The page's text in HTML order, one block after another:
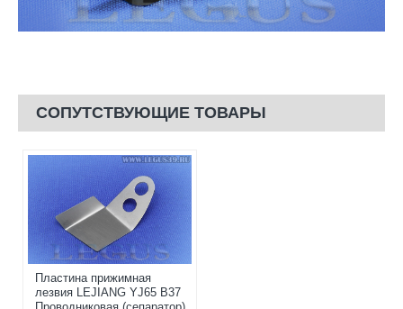
СОПУТСТВУЮЩИЕ ТОВАРЫ
Пластина прижимная
лезвия LEJIANG YJ65 B37